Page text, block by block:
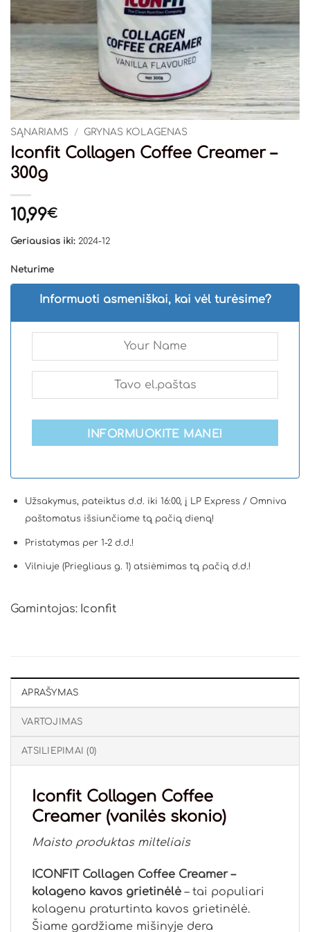
SĄNARIAMS / GRYNAS KOLAGENAS
Iconfit Collagen Coffee Creamer –
300g
10,99€
Geriausias iki: 2024-12
Neturime
Informuoti asmeniškai, kai vėl turėsime?
INFORMUOKITE MANE!
Užsakymus, pateiktus d.d. iki 16:00, į LP Express / Omniva
paštomatus išsiunčiame tą pačią dieną!
Pristatymas per 1-2 d.d.!
Vilniuje (Priegliaus g. 1) atsiėmimas tą pačią d.d.!
Gamintojas: Iconfit
APRAŠYMAS
VARTOJIMAS
ATSILIEPIMAI (0)
Iconfit Collagen Coffee
Creamer (vanilės skonio)
Maisto produktas milteliais
ICONFIT Collagen Coffee Creamer –
kolageno kavos grietinėlė – tai populiari
kolagenu praturtinta kavos grietinėlė.
Šiame gardžiame mišinyje dera